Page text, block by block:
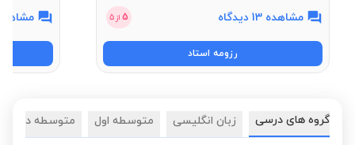
مشاهده 13 دیدگاه 5 از 5
رزومه استاد
مشاهده 7
گروه های درسی زبان انگلیسی متوسطه اول متوسطه دوم